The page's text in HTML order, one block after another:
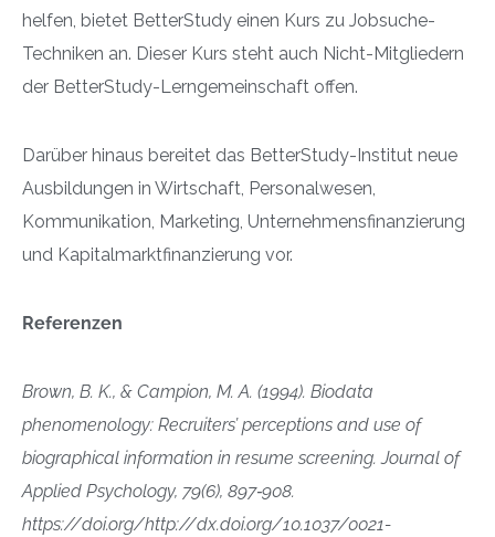
helfen, bietet BetterStudy einen Kurs zu Jobsuche-
Techniken an. Dieser Kurs steht auch Nicht-Mitgliedern
der BetterStudy-Lerngemeinschaft offen.
Darüber hinaus bereitet das BetterStudy-Institut neue
Ausbildungen in Wirtschaft, Personalwesen,
Kommunikation, Marketing, Unternehmensfinanzierung
und Kapitalmarktfinanzierung vor.
Referenzen
Brown, B. K., & Campion, M. A. (1994). Biodata
phenomenology: Recruiters’ perceptions and use of
biographical information in resume screening. Journal of
Applied Psychology, 79(6), 897‑908.
https://doi.org/http://dx.doi.org/10.1037/0021-